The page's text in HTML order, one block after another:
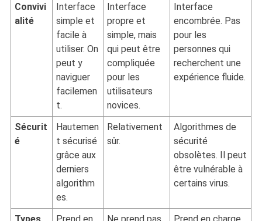
Convivi
alité
Interface
simple et
facile à
utiliser. On
peut y
naviguer
facilemen
t.
Interface
propre et
simple, mais
qui peut être
compliquée
pour les
utilisateurs
novices.
Interface
encombrée. Pas
pour les
personnes qui
recherchent une
expérience fluide.
Sécurit
é
Hautemen
t sécurisé
grâce aux
derniers
algorithm
es.
Relativement
sûr.
Algorithmes de
sécurité
obsolètes. Il peut
être vulnérable à
certains virus.